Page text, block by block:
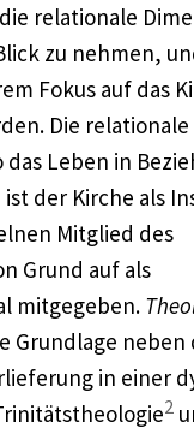
relationale
zu nehmen,
Fokus auf das
Die relationale
das Leben in
der Kirche als
Mitglied des
Grund auf als
mitgegeben.
Grundlage neben
in einer
2